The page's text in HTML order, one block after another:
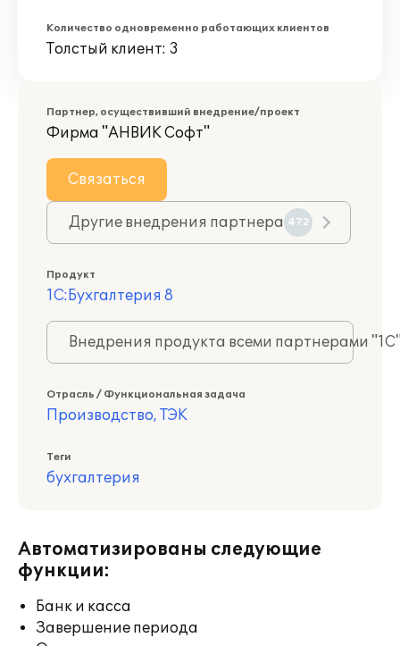
Количество одновременно работающих клиентов
Толстый клиент: 3
Партнер, осуществивший внедрение/проект
Фирма "АНВИК Софт"
Связаться
Другие внедрения партнера 472
Продукт
1С:Бухгалтерия 8
Внедрения продукта всеми партнерами
Отрасль / Функциональная задача
Производство, ТЭК
Теги
бухгалтерия
Автоматизированы следующие
функции:
Банк и касса
Завершение периода